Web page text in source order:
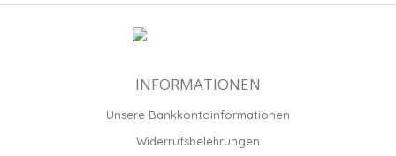
INFORMATIONEN
Unsere Bankkontoinformationen
Widerrufsbelehrungen